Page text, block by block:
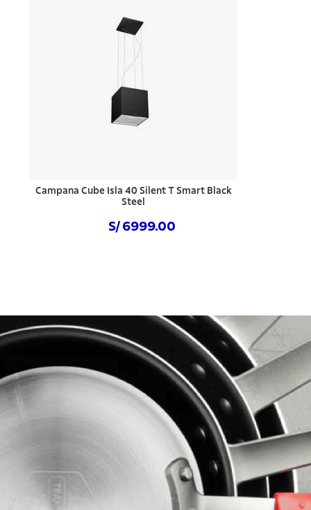
Campana Cube Isla 40 Silent T Smart Black
Steel
S/ 6999.00